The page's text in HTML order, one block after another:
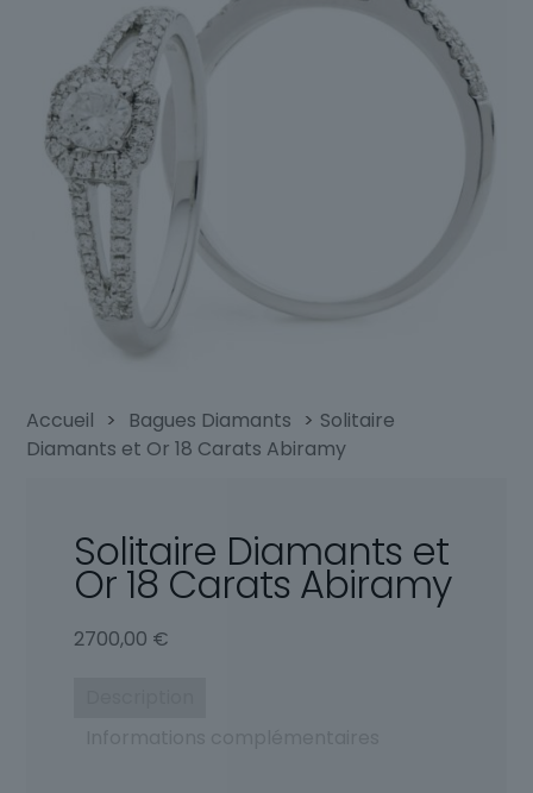
Accueil > Bagues Diamants > Solitaire
Diamants et Or 18 Carats Abiramy
Solitaire Diamants et
Or 18 Carats Abiramy
2700,00 €